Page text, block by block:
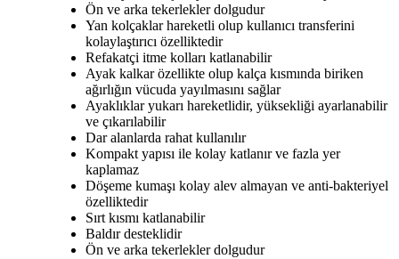
Ön ve arka tekerlekler dolgudur
Yan kolçaklar hareketli olup kullanıcı transferini
kolaylaştırıcı özelliktedir
Refakatçi itme kolları katlanabilir
Ayak kalkar özellikte olup kalça kısmında biriken
ağırlığın vücuda yayılmasını sağlar
Ayaklıklar yukarı hareketlidir, yüksekliği ayarlanabilir
ve çıkarılabilir
Dar alanlarda rahat kullanılır
Kompakt yapısı ile kolay katlanır ve fazla yer
kaplamaz
Döşeme kumaşı kolay alev almayan ve anti-bakteriyel
özelliktedir
Sırt kısmı katlanabilir
Baldır desteklidir
Ön ve arka tekerlekler dolgudur